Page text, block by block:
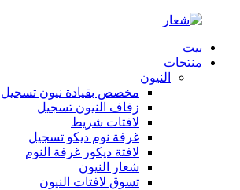
بيت
منتجات
النيون
مخصص بقيادة نيون تسجيل
زفاف النيون تسجيل
لافتات شريط
غرفة نوم ديكو تسجيل
لافتة ديكور غرفة النوم
شعار النيون
تسوق لافتات النيون